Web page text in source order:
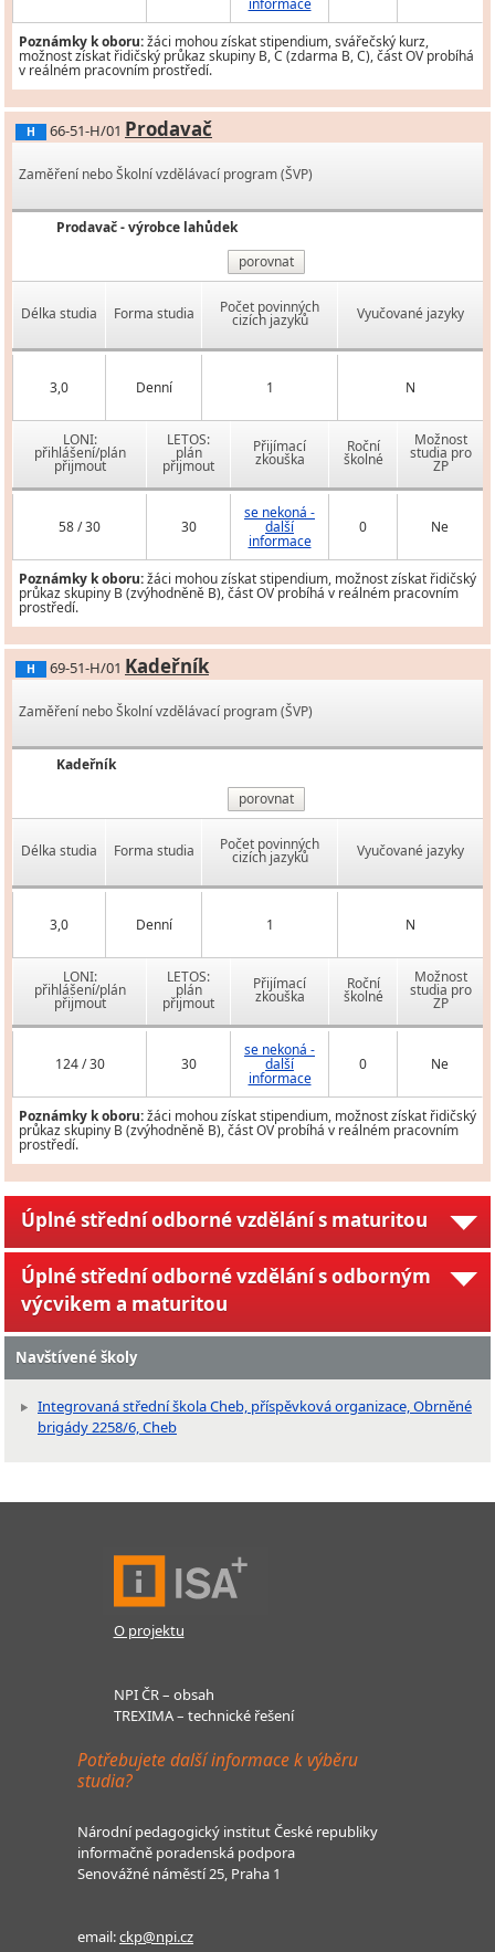
informace
Poznámky k oboru:žáci mohou získat stipendium, svářečský kurz,
možnost získat řidičský průkaz skupiny B, C (zdarma B, C), část OV probíhá
v reálném pracovním prostředí.
H 66-51-H/01 Prodavač
Zaměření nebo Školní vzdělávací program (ŠVP)
Prodavač - výrobce lahůdek
porovnat
Délka studia Forma studia Počet povinných
cizích jazyků Vyučované jazyky
3,0 Denní 1 N
LONI:
přihlášení/plán
přijmout
LETOS:
plán
přijmout
Přijímací
zkouška
Roční
školné
Možnost
studia pro
ZP
58 / 30 30
se nekoná -
další
informace
0 Ne
Poznámky k oboru:žáci mohou získat stipendium, možnost získat řidičský
průkaz skupiny B (zvýhodněně B), část OV probíhá v reálném pracovním
prostředí.
H 69-51-H/01 Kadeřník
Zaměření nebo Školní vzdělávací program (ŠVP)
Kadeřník
porovnat
Délka studia Forma studia Počet povinných
cizích jazyků Vyučované jazyky
3,0 Denní 1 N
LONI:
přihlášení/plán
přijmout
LETOS:
plán
přijmout
Přijímací
zkouška
Roční
školné
Možnost
studia pro
ZP
124 / 30 30
se nekoná -
další
informace
0 Ne
Poznámky k oboru:žáci mohou získat stipendium, možnost získat řidičský
průkaz skupiny B (zvýhodněně B), část OV probíhá v reálném pracovním
prostředí.
Úplné střední odborné vzdělání s maturitou
Úplné střední odborné vzdělání s odborným
výcvikem a maturitou
Navštívené školy
Integrovaná střední škola Cheb, příspěvková organizace, Obrněné
brigády 2258/6, Cheb
O projektu
NPI ČR – obsah
TREXIMA – technické řešení
Potřebujete další informace k výběru
studia?
Národní pedagogický institut České republiky
informačně poradenská podpora
Senovážné náměstí 25, Praha 1
email:ckp@npi.cz